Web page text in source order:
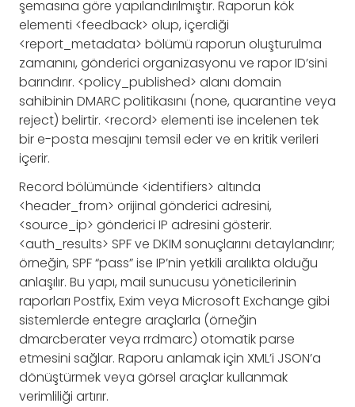
şemasına göre yapılandırılmıştır. Raporun kök
elementi <feedback> olup, içerdiği
<report_metadata> bölümü raporun oluşturulma
zamanını, gönderici organizasyonu ve rapor ID’sini
barındırır. <policy_published> alanı domain
sahibinin DMARC politikasını (none, quarantine veya
reject) belirtir. <record> elementi ise incelenen tek
bir e-posta mesajını temsil eder ve en kritik verileri
içerir.
Record bölümünde <identifiers> altında
<header_from> orijinal gönderici adresini,
<source_ip> gönderici IP adresini gösterir.
<auth_results> SPF ve DKIM sonuçlarını detaylandırır;
örneğin, SPF “pass” ise IP’nin yetkili aralıkta olduğu
anlaşılır. Bu yapı, mail sunucusu yöneticilerinin
raporları Postfix, Exim veya Microsoft Exchange gibi
sistemlerde entegre araçlarla (örneğin
dmarcberater veya rrdmarc) otomatik parse
etmesini sağlar. Raporu anlamak için XML’i JSON’a
dönüştürmek veya görsel araçlar kullanmak
verimliliği artırır.